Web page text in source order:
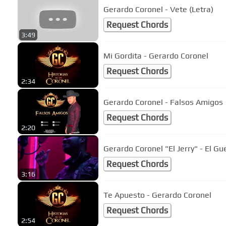
3:49
Gerardo Coronel - Vete (Letra)
Request Chords
2:34
Mi Gordita - Gerardo Coronel
Request Chords
2:20
Gerardo Coronel - Falsos Amigos
Request Chords
3:16
Gerardo Coronel "El Jerry" - El
Request Chords
2:54
Te Apuesto - Gerardo Coronel
Request Chords